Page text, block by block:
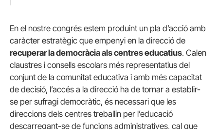
En el nostre congrés estem produint un pla d’acció amb
caràcter estratègic que empenyi en la direcció de
recuperar la democràcia als centres educatius. Calen
claustres i consells escolars més representatius del
conjunt de la comunitat educativa i amb més capacitat
de decisió, l’accés a la direcció ha de tornar a establir-
se per sufragi democràtic, és necessari que les
direccions dels centres treballin per l’educació
descarregant-se de funcions administratives, cal que